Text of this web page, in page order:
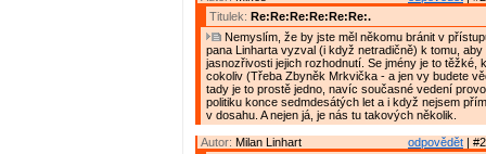
Titulek: Re:Re:Re:Re:Re:Re:.
Nemyslím, že by jste měl někomu bránit v
pana Linharta vyzval (i když netradičně) k tomu, aby
jasnozřivosti jejich rozhodnutí. Se jmény je to těžké,
cokoliv (Třeba Zbyněk Mrkvička - a jen vy budete
tady je to prostě jedno, navíc současné vedení
politiku konce sedmdesátých let a i když nejsem
v dosahu. A nejen já, je nás tu takových několik.
odpovědět |
Autor: Milan Linhart